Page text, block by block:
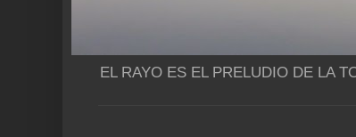
EL RAYO ES EL PRELUDIO DE LA